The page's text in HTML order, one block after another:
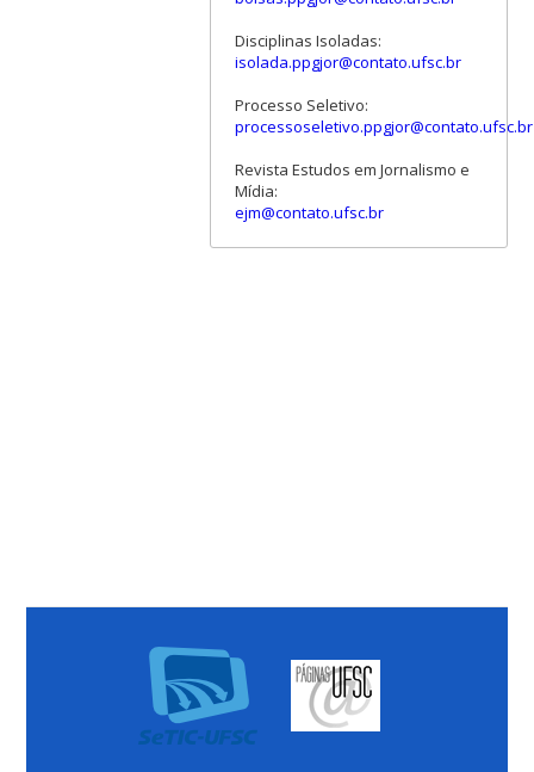
Disciplinas Isoladas:
isolada.ppgjor@contato.ufsc.br
Processo Seletivo:
processoseletivo.ppgjor@contato.ufsc.br
Revista Estudos em Jornalismo e
Mídia:
ejm@contato.ufsc.br